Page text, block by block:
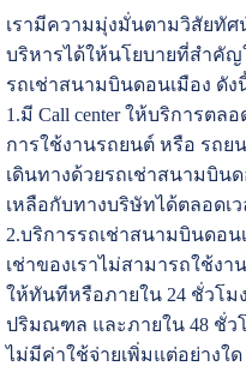
เรามีความมุ่งมั่นตามวิสัยทั
บริหารได้ให้นโยบายที่สำคั
รถเช่าสนามบินดอนเมือง ดัง
1.มี Call center ให้บริการต
การใช้งานรถยนต์ หรือ รถย
เดินทางด้วยรถเช่าสนามบิน
เหลือกับทางบริษัทได้ตลอดเว
2.บริการรถเช่าสนามบินดอ
เช่าของเราไม่สามารถใช้งา
ให้ทันทีหรือภายใน 24 ชั่วโม
ปริมณฑล และภายใน 48 ชั่ว
ไม่มีค่าใช้จ่ายเพิ่มแต่อย่างใด